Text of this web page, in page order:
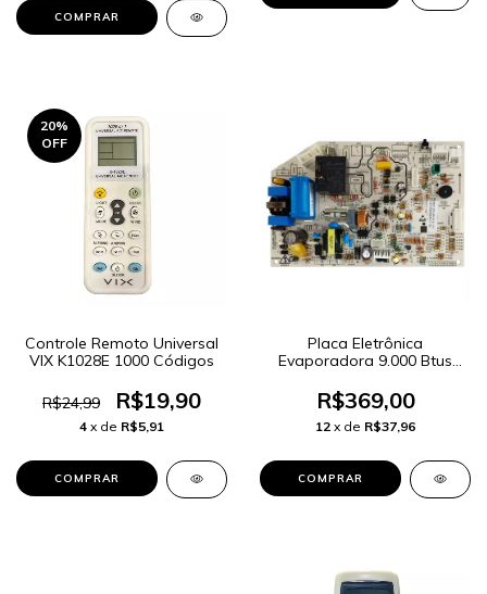
20%
OFF
Controle Remoto Universal
VIX K1028E 1000 Códigos
R$24,99 R$19,90
4 x de R$5,91
Placa Eletrônica
Evaporadora 9.000 Btus
R$369,00
12 x de R$37,96